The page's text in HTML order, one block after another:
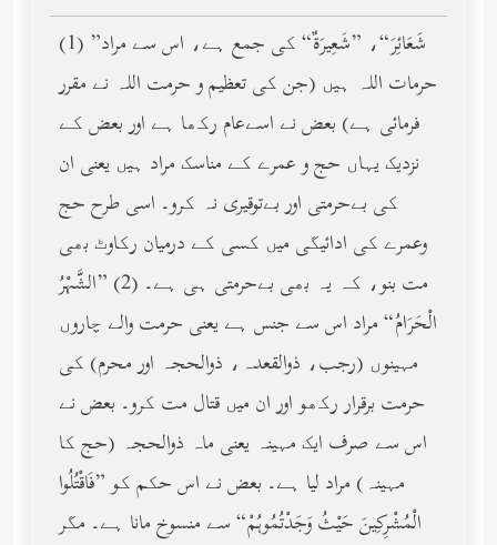
(1) ”شَعَائِرَ“، ”شَعِيرَةٌ“ کی جمع ہے، اس سے مراد
حرمات اللہ ہیں (جن کی تعظیم و حرمت اللہ نے مقرر
فرمائی ہے) بعض نے اسےعام رکھا ہے اور بعض کے
نزدیک یہاں حج و عمرے کے مناسک مراد ہیں یعنی ان
کی بےحرمتی اور بےتوقیری نہ کرو۔ اسی طرح حج
وعمرے کی ادائیگی میں کسی کے درمیان رکاوٹ بھی
مت بنو، کہ یہ بھی بےحرمتی ہی ہے۔ (2) ”الشَّهْرُ
الْحَرَامُ“ مراد اس سے جنس ہے یعنی حرمت والے چاروں
مہینوں (رجب، ذوالقعدہ، ذوالحجہ اور محرم) کی
حرمت برقرار رکھو اور ان میں قتال مت کرو۔ بعض نے
اس سے صرف ایک مہینہ یعنی ماہ ذوالحجہ (حج کا
مہینہ) مراد لیا ہے۔ بعض نے اس حکم کو ”فَاقْتُلُوا
الْمُشْرِكِينَ حَيْثُ وَجَدْتُمُوهُمْ“ سے منسوخ مانا ہے۔ مگر